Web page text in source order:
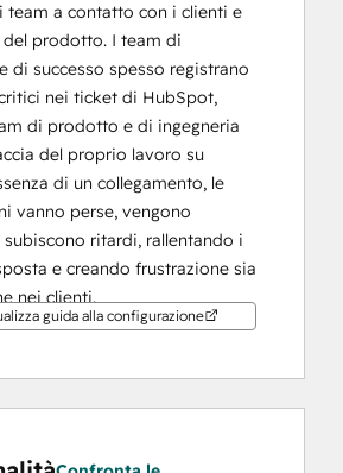
team a contatto con i clienti e
prodotto. I team di
di successo spesso registrano
nei ticket di HubSpot,
di prodotto e di ingegneria
del proprio lavoro su
di un collegamento, le
vanno perse, vengono
ritardi, rallentando i
e creando frustrazione sia
nei clienti.
agli utenti di HubSpot di
problemi Linear
gli stati e le assegnazioni su
guida alla configurazione